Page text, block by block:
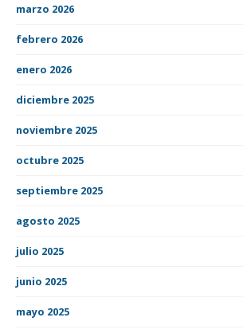
marzo 2026
febrero 2026
enero 2026
diciembre 2025
noviembre 2025
octubre 2025
septiembre 2025
agosto 2025
julio 2025
junio 2025
mayo 2025